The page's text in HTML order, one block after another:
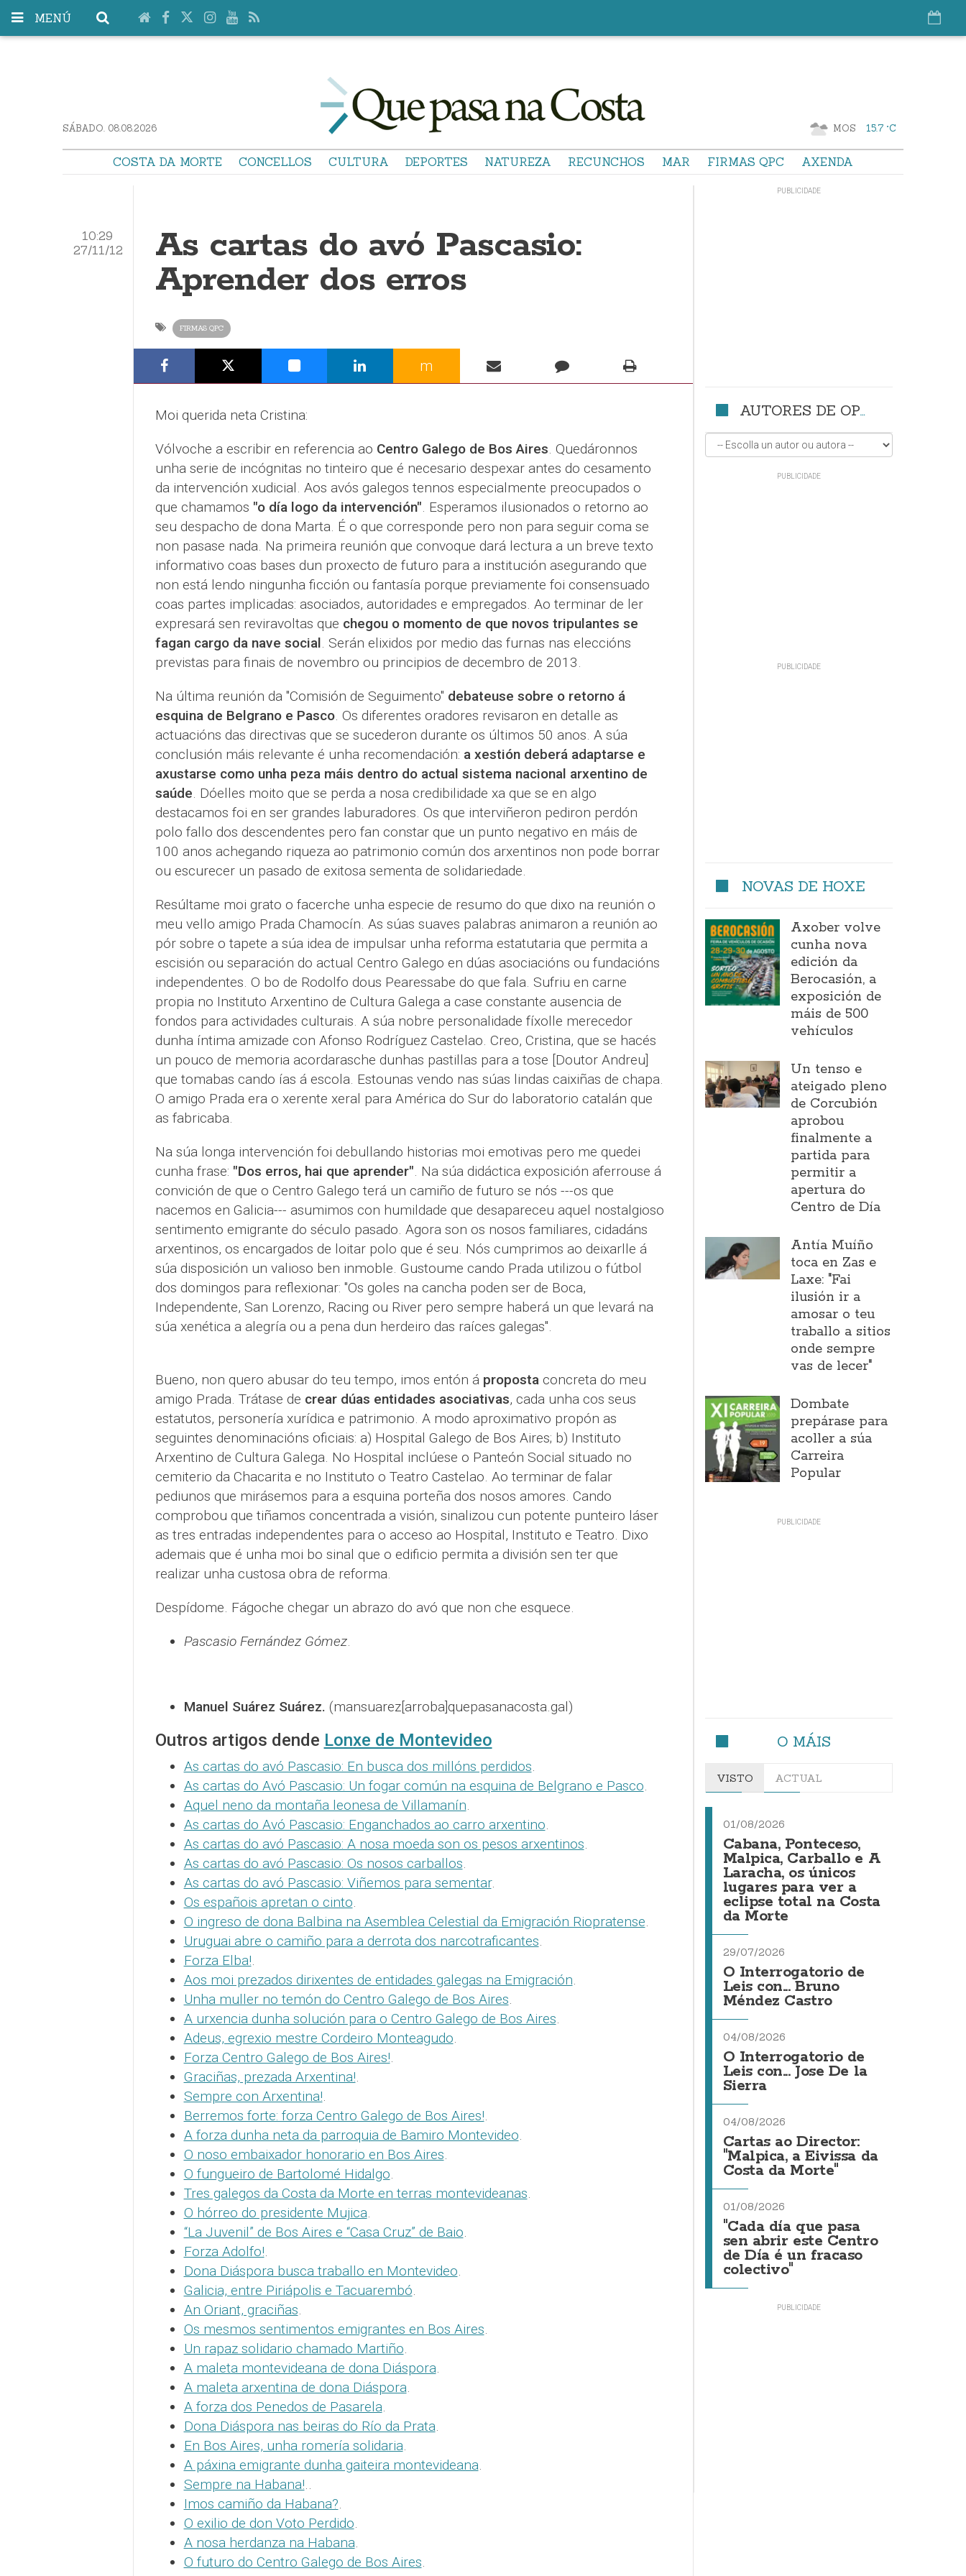
MENÚ
SÁBADO. 08.08.2026 MOS 15.7 °C
COSTA DA MORTE CONCELLOS CULTURA DEPORTES NATUREZA RECUNCHOS MAR FIRMAS QPC AXENDA
10:29
27/11/12
As cartas do avó Pascasio:
Aprender dos erros
FIRMAS QPC
m
Moi querida neta Cristina:
Vólvoche a escribir en referencia ao Centro Galego de Bos Aires. Quedáronnos
unha serie de incógnitas no tinteiro que é necesario despexar antes do cesamento
da intervención xudicial. Aos avós galegos tennos especialmente preocupados o
que chamamos "o día logo da intervención". Esperamos ilusionados o retorno ao
seu despacho de dona Marta. É o que corresponde pero non para seguir coma se
non pasase nada. Na primeira reunión que convoque dará lectura a un breve texto
informativo coas bases dun proxecto de futuro para a institución asegurando que
non está lendo ningunha ficción ou fantasía porque previamente foi consensuado
coas partes implicadas: asociados, autoridades e empregados. Ao terminar de ler
expresará sen reviravoltas que chegou o momento de que novos tripulantes se
fagan cargo da nave social. Serán elixidos por medio das furnas nas eleccións
previstas para finais de novembro ou principios de decembro de 2013.
Na última reunión da "Comisión de Seguimento" debateuse sobre o retorno á
esquina de Belgrano e Pasco. Os diferentes oradores revisaron en detalle as
actuacións das directivas que se sucederon durante os últimos 50 anos. A súa
conclusión máis relevante é unha recomendación: a xestión deberá adaptarse e
axustarse como unha peza máis dentro do actual sistema nacional arxentino de
saúde. Dóelles moito que se perda a nosa credibilidade xa que se en algo
destacamos foi en ser grandes laburadores. Os que interviñeron pediron perdón
polo fallo dos descendentes pero fan constar que un punto negativo en máis de
100 anos achegando riqueza ao patrimonio común dos arxentinos non pode borrar
ou escurecer un pasado de exitosa sementa de solidariedade.
Resúltame moi grato o facerche unha especie de resumo do que dixo na reunión o
meu vello amigo Prada Chamocín. As súas suaves palabras animaron a reunión ao
pór sobre o tapete a súa idea de impulsar unha reforma estatutaria que permita a
escisión ou separación do actual Centro Galego en dúas asociacións ou fundacións
independentes. O bo de Rodolfo dous Pearessabe do que fala. Sufriu en carne
propia no Instituto Arxentino de Cultura Galega a case constante ausencia de
fondos para actividades culturais. A súa nobre personalidade fíxolle merecedor
dunha íntima amizade con Afonso Rodríguez Castelao. Creo, Cristina, que se hacés
un pouco de memoria acordarasche dunhas pastillas para a tose [Doutor Andreu]
que tomabas cando ías á escola. Estounas vendo nas súas lindas caixiñas de chapa.
O amigo Prada era o xerente xeral para América do Sur do laboratorio catalán que
as fabricaba.
Na súa longa intervención foi debullando historias moi emotivas pero me quedei
cunha frase: "Dos erros, hai que aprender". Na súa didáctica exposición aferrouse á
convición de que o Centro Galego terá un camiño de futuro se nós ---os que
nacemos en Galicia--- asumimos con humildade que desapareceu aquel nostalgioso
sentimento emigrante do século pasado. Agora son os nosos familiares, cidadáns
arxentinos, os encargados de loitar polo que é seu. Nós cumprimos ao deixarlle á
súa disposición un valioso ben inmoble. Gustoume cando Prada utilizou o fútbol
dos domingos para reflexionar: "Os goles na cancha poden ser de Boca,
Independente, San Lorenzo, Racing ou River pero sempre haberá un que levará na
súa xenética a alegría ou a pena dun herdeiro das raíces galegas".
Bueno, non quero abusar do teu tempo, imos entón á propostaconcreta do meu
amigo Prada. Trátase de crear dúas entidades asociativas, cada unha cos seus
estatutos, personería xurídica e patrimonio. A modo aproximativo propón as
seguintes denominacións oficiais: a) Hospital Galego de Bos Aires; b) Instituto
Arxentino de Cultura Galega. No Hospital inclúese o Panteón Social situado no
cemiterio da Chacarita e no Instituto o Teatro Castelao. Ao terminar de falar
pediunos que mirásemos para a esquina porteña dos nosos amores. Cando
comprobou que tiñamos concentrada a visión, sinalizou cun potente punteiro láser
as tres entradas independentes para o acceso ao Hospital, Instituto e Teatro. Dixo
ademais que é unha moi bo sinal que o edificio permita a división sen ter que
realizar unha custosa obra de reforma.
Despídome. Fágoche chegar un abrazo do avó que non che esquece.
Pascasio Fernández Gómez.
Manuel Suárez Suárez. (mansuarez[arroba]quepasanacosta.gal)
Outros artigos dende Lonxe de Montevideo
As cartas do avó Pascasio: En busca dos millóns perdidos.
As cartas do Avó Pascasio: Un fogar común na esquina de Belgrano e Pasco.
Aquel neno da montaña leonesa de Villamanín.
As cartas do Avó Pascasio: Enganchados ao carro arxentino.
As cartas do avó Pascasio: A nosa moeda son os pesos arxentinos.
As cartas do avó Pascasio: Os nosos carballos.
As cartas do avó Pascasio: Viñemos para sementar.
Os españois apretan o cinto.
O ingreso de dona Balbina na Asemblea Celestial da Emigración Riopratense.
Uruguai abre o camiño para a derrota dos narcotraficantes.
Forza Elba!.
Aos moi prezados dirixentes de entidades galegas na Emigración.
Unha muller no temón do Centro Galego de Bos Aires.
A urxencia dunha solución para o Centro Galego de Bos Aires.
Adeus, egrexio mestre Cordeiro Monteagudo.
Forza Centro Galego de Bos Aires!.
Graciñas, prezada Arxentina!.
Sempre con Arxentina!.
Berremos forte: forza Centro Galego de Bos Aires!.
A forza dunha neta da parroquia de Bamiro Montevideo.
O noso embaixador honorario en Bos Aires.
O fungueiro de Bartolomé Hidalgo.
Tres galegos da Costa da Morte en terras montevideanas.
O hórreo do presidente Mujica.
“La Juvenil” de Bos Aires e “Casa Cruz” de Baio.
Forza Adolfo!.
Dona Diáspora busca traballo en Montevideo.
Galicia, entre Piriápolis e Tacuarembó.
An Oriant, graciñas.
Os mesmos sentimentos emigrantes en Bos Aires.
Un rapaz solidario chamado Martiño.
A maleta montevideana de dona Diáspora.
A maleta arxentina de dona Diáspora.
A forza dos Penedos de Pasarela.
Dona Diáspora nas beiras do Río da Prata.
En Bos Aires, unha romería solidaria.
A páxina emigrante dunha gaiteira montevideana.
Sempre na Habana!..
Imos camiño da Habana?.
O exilio de don Voto Perdido.
A nosa herdanza na Habana.
O futuro do Centro Galego de Bos Aires.
AUTORES DE OPINIÓN
NOVAS DE HOXE
Axober volve
cunha nova
edición da
Berocasión, a
exposición de
máis de 500
vehículos
Un tenso e
ateigado pleno
de Corcubión
aprobou
finalmente a
partida para
permitir a
apertura do
Centro de Día
Antía Muíño
toca en Zas e
Laxe: "Fai
ilusión ir a
amosar o teu
traballo a sitios
onde sempre
vas de lecer"
Dombate
prepárase para
acoller a súa
Carreira
Popular
O MÁIS
VISTO ACTUAL
01/08/2026
Cabana, Ponteceso,
Malpica, Carballo e A
Laracha, os únicos
lugares para ver a
eclipse total na Costa
da Morte
29/07/2026
O Interrogatorio de
Leis con... Bruno
Méndez Castro
04/08/2026
O Interrogatorio de
Leis con... Jose De la
Sierra
04/08/2026
Cartas ao Director:
"Malpica, a Eivissa da
Costa da Morte"
01/08/2026
"Cada día que pasa
sen abrir este Centro
de Día é un fracaso
colectivo"